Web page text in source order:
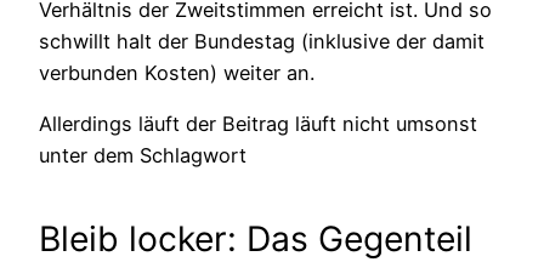
Verhältnis der Zweitstimmen erreicht ist. Und so
schwillt halt der Bundestag (inklusive der damit
verbunden Kosten) weiter an.
Allerdings läuft der Beitrag läuft nicht umsonst
unter dem Schlagwort
Bleib locker: Das Gegenteil